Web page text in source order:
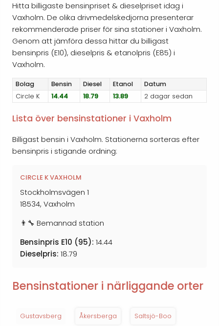
Hitta billigaste bensinpriset & dieselpriset idag i
Vaxholm. De olika drivmedelskedjorna presenterar
rekommenderade priser för sina stationer i Vaxholm.
Genom att jämföra dessa hittar du billigast
bensinpris (E10), dieselpris & etanolpris (E85) i
Vaxholm.
Bolag Bensin Diesel Etanol
Datum
Circle K
14.44 18.79 13.89 2 dagar sedan
Lista över bensinstationer i Vaxholm
Billigast bensin i Vaxholm. Stationerna sorteras efter
bensinpris i stigande ordning:
CIRCLE K VAXHOLM
Stockholmsvägen 1
18534, Vaxholm
👨‍🔧 Bemannad station
Bensinpris E10 (95): 14.44
Dieselpris: 18.79
Bensinstationer i närliggande orter
Gustavsberg Åkersberga Saltsjö-Boo